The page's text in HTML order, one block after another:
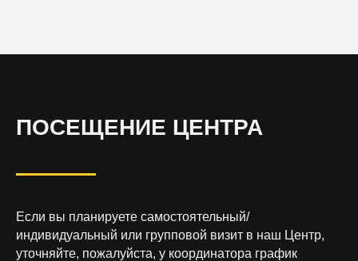
ПОСЕЩЕНИЕ ЦЕНТРА
Если вы планируете самостоятельный/
индивидуальный или групповой визит в наш Центр,
уточняйте, пожалуйста, у координатора график